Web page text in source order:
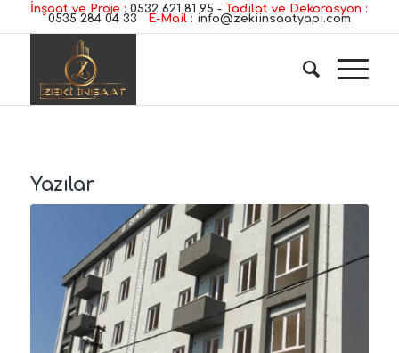
İnşaat ve Proje : 0532 621 81 95 - Tadilat ve Dekorasyon :
0535 284 04 33 E-Mail : info@zekiinsaatyapi.com
Yazılar